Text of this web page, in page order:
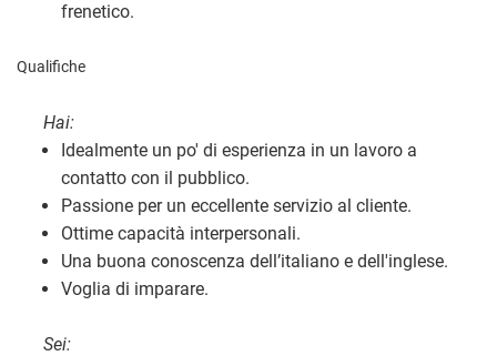
frenetico.
Qualifiche
Hai:
Idealmente un po' di esperienza in un lavoro a
contatto con il pubblico.
Passione per un eccellente servizio al cliente.
Ottime capacità interpersonali.
Una buona conoscenza dell’italiano e dell'inglese.
Voglia di imparare.
Sei: